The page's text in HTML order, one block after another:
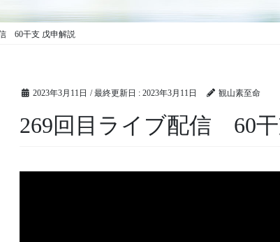
60干支 戊申解説
2023年3月11日 / 最終更新日 : 2023年3月11日 観山素至命
269回目ライブ配信 60